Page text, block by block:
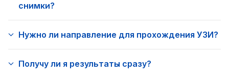
снимки?
Нужно ли направление для прохождения УЗИ?
Получу ли я результаты сразу?